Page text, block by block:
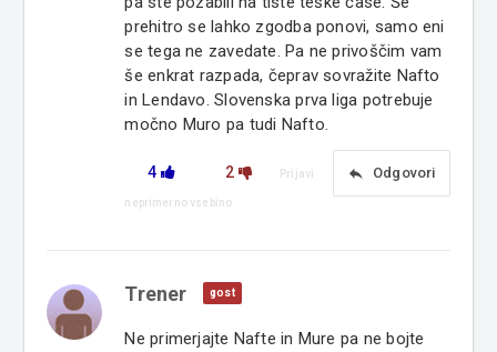
prehitro se lahko zgodba ponovi, samo eni
se tega ne zavedate. Pa ne privoščim vam
še enkrat razpada, čeprav sovražite Nafto
in Lendavo. Slovenska prva liga potrebuje
močno Muro pa tudi Nafto.
4 2 reply Odgovori
Prijavi
neprimerno vsebino
Trener gost
Ne primerjajte Nafte in Mure pa ne bojte